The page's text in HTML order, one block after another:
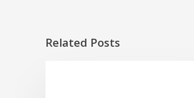
Related Posts